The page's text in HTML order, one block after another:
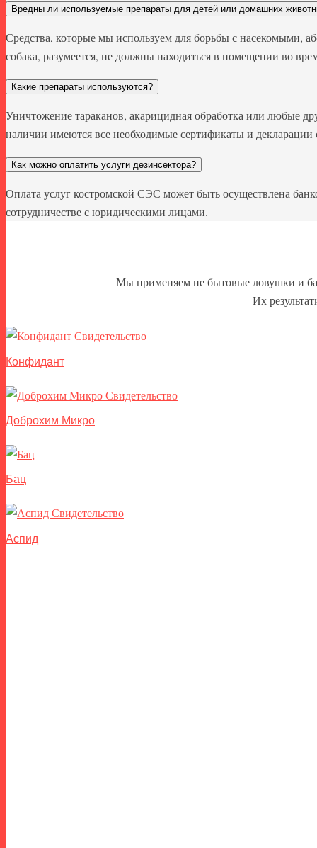
Вредны ли используемые препараты для детей или домашних
Средства, которые мы используем для борьбы с насекомыми,
собака, разумеется, не должны находиться в помещении во
Какие препараты используются?
Уничтожение тараканов, акарицидная обработка или любые
наличии имеются все необходимые сертификаты и декларации
Как можно оплатить услуги дезинсектора?
Оплата услуг костромской СЭС может быть осуществлена
сотрудничестве с юридическими лицами.
Мы применяем не бытовые ловушки и
Их
Конфидант
Доброхим Микро
Бац
Аспид